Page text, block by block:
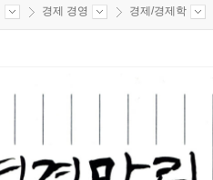
경제 경영 경제/경제학